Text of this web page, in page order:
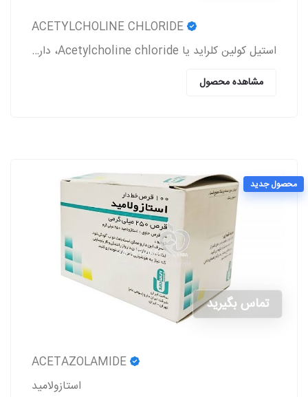
استیل کولین کلراید یا Acetylcholine chloride، دارویی است که معمولاً بعد از جراحی آب مروارید و پیوند قرنیه به بیمار تجویز می‌شود.
مشاهده محصول
محصول جدید
تماس بگیرید
استازولاميد